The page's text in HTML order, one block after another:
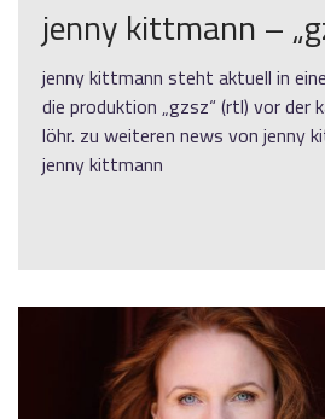
jenny kittmann –
jenny kittmann steht aktuell in
die produktion „gzsz“ (rtl) vor der
löhr. zu weiteren news von jenny
jenny kittmann